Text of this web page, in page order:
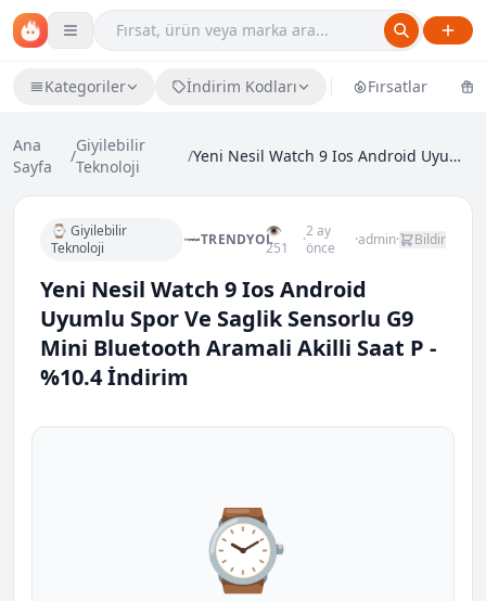
Kategoriler İndirim Kodları Fırsatlar
Ana
Sayfa
/
Giyilebilir
Teknoloji
/ Yeni Nesil Watch 9 Ios Android Uyumlu Spor Ve Sagl...
⌚ Giyilebilir
Teknoloji
TRENDYOL👁
251
·2 ay
önce
·admin· Bildir
Yeni Nesil Watch 9 Ios Android
Uyumlu Spor Ve Saglik Sensorlu G9
Mini Bluetooth Aramali Akilli Saat P -
%10.4 İndirim
⌚